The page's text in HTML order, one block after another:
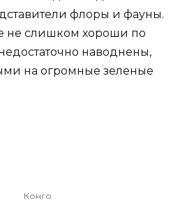
флоры и фауны.
не слишком хороши по
наводнены,
на огромные зеленые
Конго